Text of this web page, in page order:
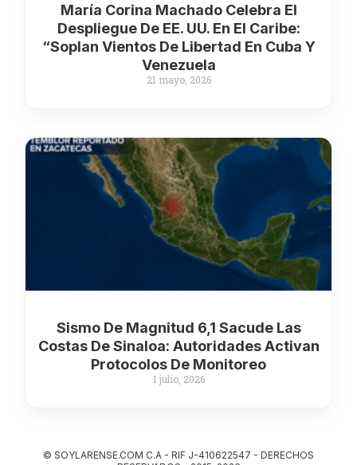
María Corina Machado Celebra El
Despliegue De EE. UU. En El Caribe:
“Soplan Vientos De Libertad En Cuba Y
Venezuela
21 mayo, 2026
Sismo De Magnitud 6,1 Sacude Las
Costas De Sinaloa: Autoridades Activan
Protocolos De Monitoreo
1 julio, 2026
© SOYLARENSE.COM C.A - RIF J-410622547 - DERECHOS